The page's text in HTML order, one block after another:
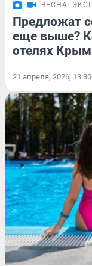
ВЕСНА
Предложат
еще выше?
отелях
21 апреля, 2026, 13:30